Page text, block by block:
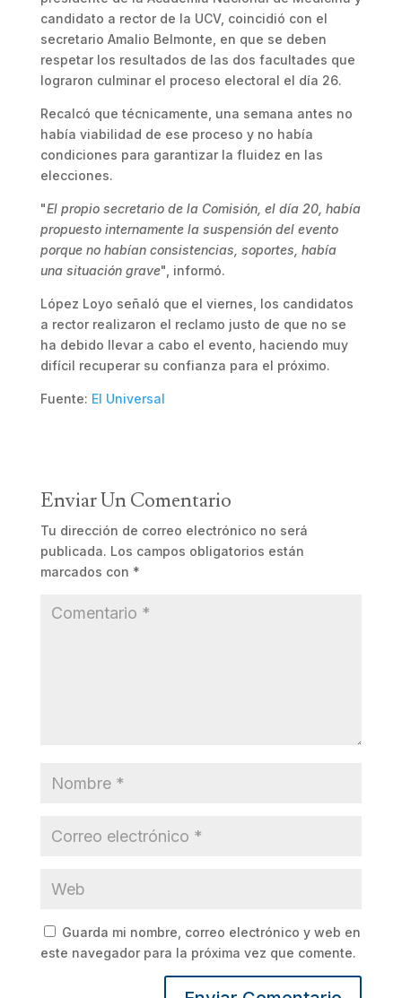
candidato a rector de la UCV, coincidió con el
secretario Amalio Belmonte, en que se deben
respetar los resultados de las dos facultades que
lograron culminar el proceso electoral el día 26.
Recalcó que técnicamente, una semana antes no
había viabilidad de ese proceso y no había
condiciones para garantizar la fluidez en las
elecciones.
"El propio secretario de la Comisión, el día 20, había
propuesto internamente la suspensión del evento
porque no habían consistencias, soportes, había
una situación grave", informó.
López Loyo señaló que el viernes, los candidatos
a rector realizaron el reclamo justo de que no se
ha debido llevar a cabo el evento, haciendo muy
difícil recuperar su confianza para el próximo.
Fuente: El Universal
Enviar Un Comentario
Tu dirección de correo electrónico no será
publicada. Los campos obligatorios están
marcados con *
Guarda mi nombre, correo electrónico y web en
este navegador para la próxima vez que comente.